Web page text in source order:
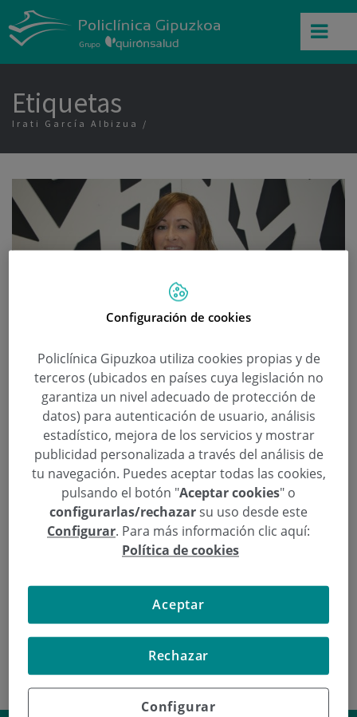
Etiquetas
Irati García Albizua
Irati García Albizua
Categoría:Nefrología Pediátrica ,Servicio de
Pediatría
25 de Agosto de 2017
Irati García Albizua
Continuar leyendo
Configuración de cookies
Policlínica Gipuzkoa utiliza cookies propias y de
terceros (ubicados en países cuya legislación no
garantiza un nivel adecuado de protección de
datos) para autenticación de usuario, análisis
estadístico, mejora de los servicios y mostrar
publicidad personalizada a través del análisis de
tu navegación. Puedes aceptar todas las cookies,
pulsando el botón "Aceptar cookies" o
configurarlas/rechazarsu uso desde este
Configurar. Para más información clic aquí:
Política de cookies
Configurar
Rechazar
Aceptar